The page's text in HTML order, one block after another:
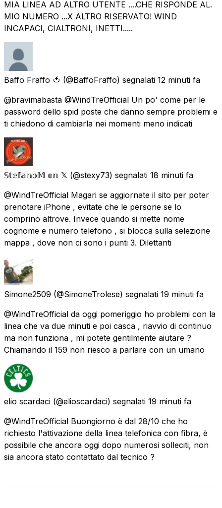
MIA LINEA AD ALTRO UTENTE ....CHE RISPONDE AL.
MIO NUMERO ...X ALTRO RISERVATO! WIND
INCAPACI, CIALTRONI, INETTI.....
Baffo Fraffo 🍅 (@BaffoFraffo) segnalati 12 minuti fa
@bravimabasta @WindTreOfficial Un po' come per le
password dello spid poste che danno sempre problemi e
ti chiedono di cambiarla nei momenti meno indicati
𝕊𝕥𝕖𝕗𝕒𝕟𝕠𝕄 𝕠𝕟 𝕏 (@stexy73) segnalati 18 minuti fa
@WindTreOfficial Magari se aggiornate il sito per poter
prenotare iPhone , evitate che le persone se lo
comprino altrove. Invece quando si mette nome
cognome e numero telefono , si blocca sulla selezione
mappa , dove non ci sono i punti 3. Dilettanti
Simone2509 (@SimoneTrolese) segnalati 19 minuti fa
@WindTreOfficial da oggi pomeriggio ho problemi con la
linea che va due minuti e poi casca , riavvio di continuo
ma non funziona , mi potete gentilmente aiutare ?
Chiamando il 159 non riesco a parlare con un umano
elio scardaci (@elioscardaci) segnalati 19 minuti fa
@WindTreOfficial Buongiorno è dal 28/10 che ho
richiesto l'attivazione della linea telefonica con fibra, è
possibile che ancora oggi dopo numerosi solleciti, non
sia ancora stato contattato dal tecnico ?